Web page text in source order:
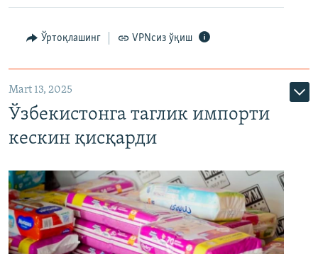
Ўртоқлашинг VPNсиз ўқиш
Mart 13, 2025
Ўзбекистонга таглик импорти
кескин қисқарди